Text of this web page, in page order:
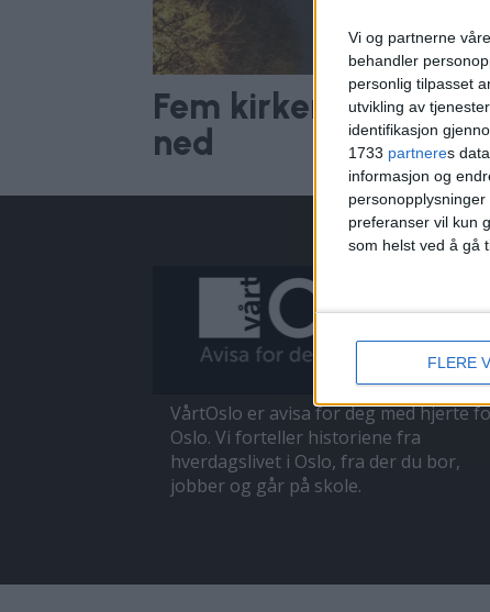
Vi og partnerne
behandler
personlig tilpasset
utvikling av tjenester.
identifikasjon
1733 partneres
informasjon og
preferanser vil kun
som helst ved å gå
FLERE
Fem kirker i Oslo
ned
VårtOslo er avisa for deg med hjerte
Oslo. Vi forteller historiene fra
hverdagslivet i Oslo, fra der du bor,
jobber og går på skole.